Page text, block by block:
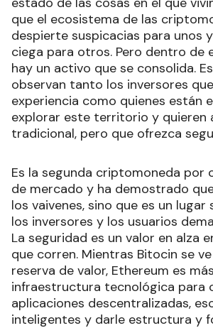
que el ecosistema de las
despierte suspicacias para unos
ciega para otros. Pero dentro de
hay un activo que se consolida.
observan tanto los inversores
experiencia como quienes están
explorar este territorio y quieren
tradicional, pero que ofrezca
Es la segunda criptomoneda por
de mercado y ha demostrado
los vaivenes, sino que es un lugar
los inversores y los usuarios
La seguridad es un valor en alza
que corren. Mientras Bitocin se
reserva de valor, Ethereum es
infraestructura tecnológica para
aplicaciones descentralizadas,
inteligentes y darle estructura y